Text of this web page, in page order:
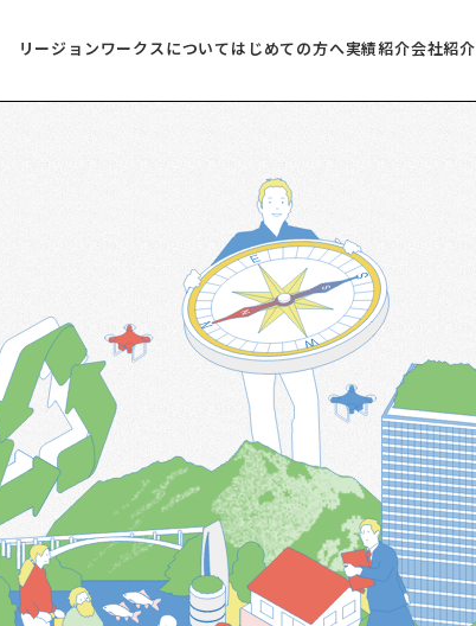
リージョンワークスについて はじめての方へ実績紹介会社紹介